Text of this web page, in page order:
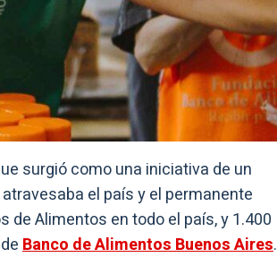
surgió como una iniciativa de un
el país y el permanente
de Alimentos en todo el país, y 1.400
Banco de Alimentos Buenos Aires.